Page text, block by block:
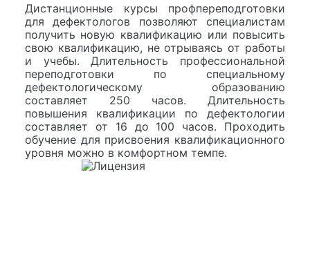
Дистанционные курсы профпереподготовки
для дефектологов позволяют специалистам
получить новую квалификацию или повысить
свою квалификацию, не отрываясь от работы
и учебы. Длительность профессиональной
переподготовки по специальному
дефектологическому образованию
составляет 250 часов. Длительность
повышения квалификации по дефектологии
составляет от 16 до 100 часов. Проходить
обучение для присвоения квалификационного
уровня можно в комфортном темпе.